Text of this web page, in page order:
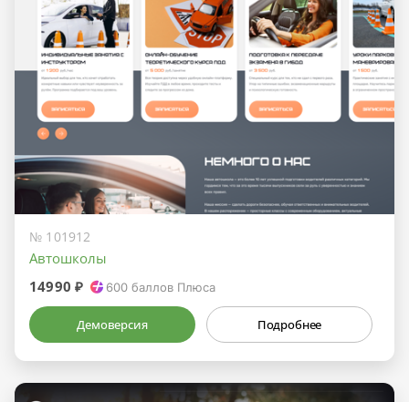
№ 101912
Автошколы
14990 ₽
600 баллов Плюса
Демоверсия Подробнее